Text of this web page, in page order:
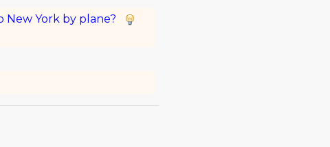
York by plane?